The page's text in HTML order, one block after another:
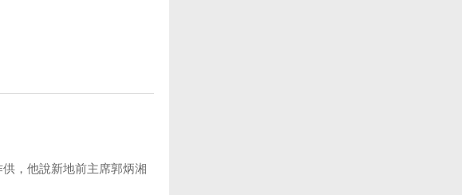
，他說新地前主席郭炳湘